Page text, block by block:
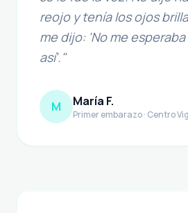
reojo y tenía los ojos
me dijo: 'No me
así'."
M María F.
Primer embarazo · Centro